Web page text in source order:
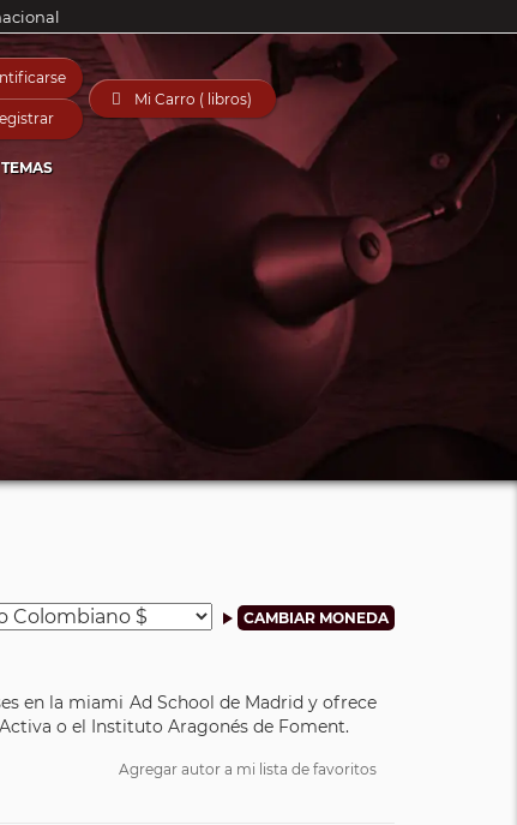
 Mi Carro ( libros)
TEMAS
en la miami Ad School de Madrid y ofrece
o el Instituto Aragonés de Foment.
Agregar autor a mi lista de favoritos